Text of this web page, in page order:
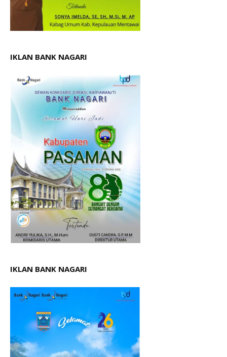
IKLAN BANK NAGARI
IKLAN BANK NAGARI